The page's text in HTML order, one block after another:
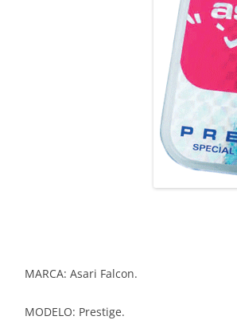
MARCA: Asari Falcon.
MODELO: Prestige.